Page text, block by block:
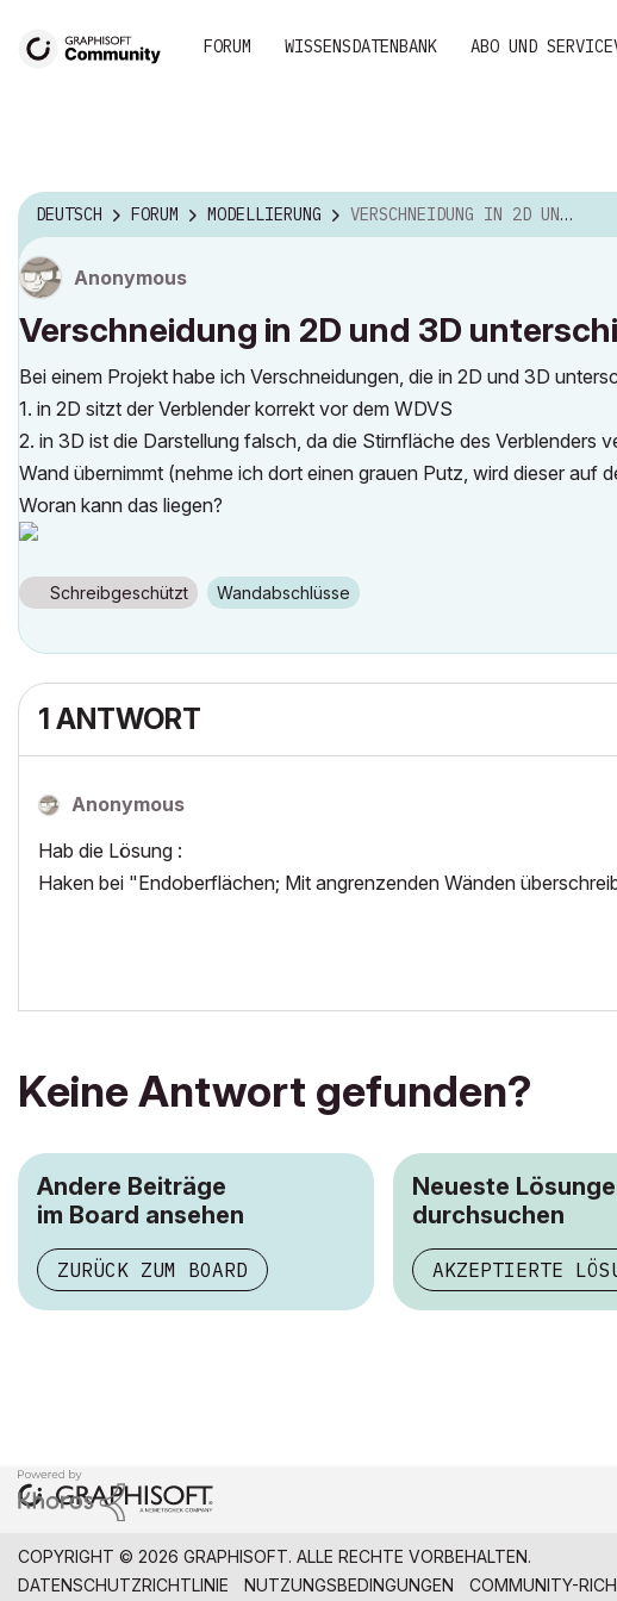
FORUM WISSENSDATENBANK ABO UND
DEUTSCH FORUM MODELLIERUNG VERSCHNEIDUNG IN 2D UND 3D UNTERSCHIEDLICH
Anonymous
Verschneidung in 2D und 3D
Bei einem Projekt habe ich Verschneidungen, die in 2D und 3D
1. in 2D sitzt der Verblender korrekt vor dem WDVS
2. in 3D ist die Darstellung falsch, da die Stirnfläche des Verblenders
Wand übernimmt (nehme ich dort einen grauen Putz, wird dieser auf
Woran kann das liegen?
Schreibgeschützt Wandabschlüsse
1 ANTWORT
Anonymous
Hab die Lösung :
Haken bei "Endoberflächen; Mit angrenzenden Wänden
Keine Antwort gefunden?
Andere Beiträge
im Board ansehen
ZURÜCK ZUM BOARD
Neueste
durchsuchen
AKZEPTIERTE
COPYRIGHT © 2026 GRAPHISOFT. ALLE RECHTE VORBEHALTEN.
DATENSCHUTZRICHTLINIE
NUTZUNGSBEDINGUNGEN COMMUNITY-